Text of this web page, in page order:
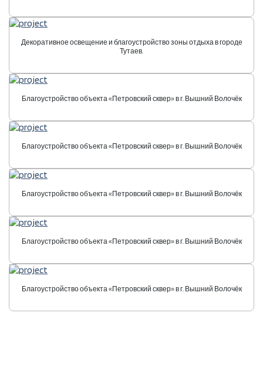
Декоративное освещение и благоустройство зоны отдыха в городе
Тутаев.
Благоустройство объекта «Петровский сквер» в г. Вышний Волочёк
Благоустройство объекта «Петровский сквер» в г. Вышний Волочёк
Благоустройство объекта «Петровский сквер» в г. Вышний Волочёк
Благоустройство объекта «Петровский сквер» в г. Вышний Волочёк
Благоустройство объекта «Петровский сквер» в г. Вышний Волочёк